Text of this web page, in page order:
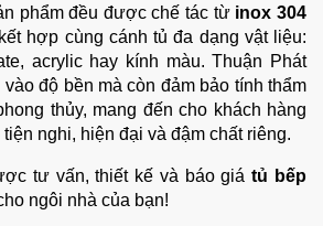
phẩm đều được chế tác từ inox 304
hợp cùng cánh tủ đa dạng vật liệu:
acrylic hay kính màu.Thuận Phát
độ bền mà còn đảm bảo tính thẩm
thủy, mang đến cho khách hàng
nghi, hiện đại và đậm chất riêng.
tư vấn, thiết kế và báo giátủ bếp
ngôi nhà của bạn!
tâm?
Tủ Bếp Nhựa
Tủ Bếp Gỗ Công Nghiệp